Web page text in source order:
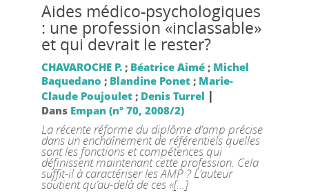
Aides médico-psychologiques
: une profession «inclassable»
et qui devrait le rester?
CHAVAROCHE P.; Béatrice Aimé; Michel
Baquedano ; Blandine Ponet; Marie-
Claude Poujoulet; Denis Turrel |
Dans Empan (n° 70, 2008/2)
La récente réforme du diplôme d’amp précise
dans un enchaînement de référentiels quelles
sont les fonctions et compétences qui
définissent maintenant cette profession. Cela
suffit-il à caractériser les AMP ? L’auteur
soutient qu’au-delà de ces «[...]